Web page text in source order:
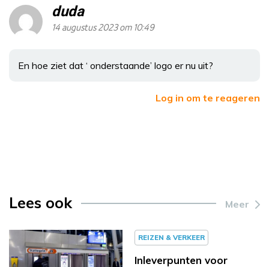
duda
14 augustus 2023 om 10:49
En hoe ziet dat ‘ onderstaande’ logo er nu uit?
Log in om te reageren
Lees ook Meer
REIZEN & VERKEER
Inleverpunten voor